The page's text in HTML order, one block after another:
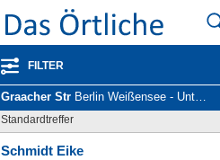
FILTER
Graacher Str Berlin Weißensee - Unternehmen und Personen
Standardtreffer
Schmidt Eike